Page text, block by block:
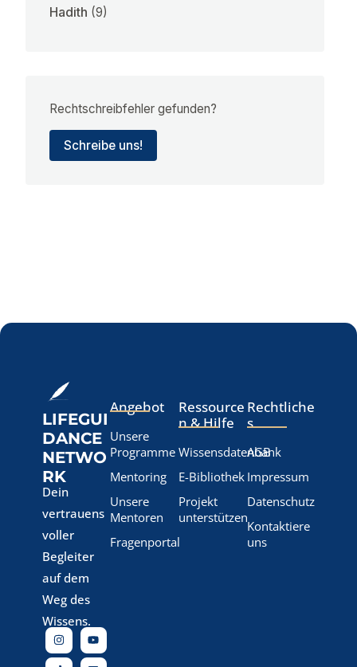
Hadith (9)
Rechtschreibfehler gefunden?
Schreibe uns!
LIFEGUI
DANCE
NETWO
RK
Dein
vertrauens
voller
Begleiter
auf dem
Weg des
Wissens.
Angebot
Unsere
Programme
Mentoring
Unsere
Mentoren
Fragenportal
Ressource
n & Hilfe
Wissensdatenbank
E-Bibliothek
Projekt
unterstützen
Rechtliche
s
AGB
Impressum
Datenschutz
Kontaktiere
uns